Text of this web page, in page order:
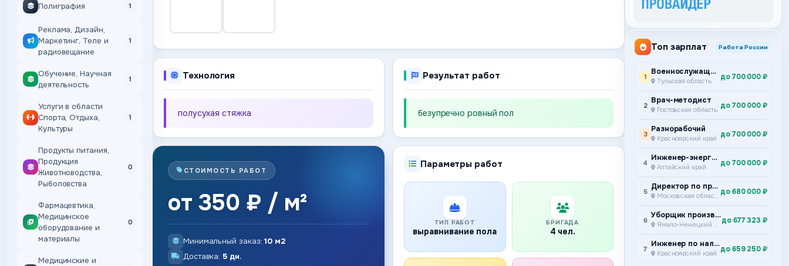
Полиграфия 1
Реклама, Дизайн,
Маркетинг, Теле и
радиовещание
1
Обучение, Научная
деятельность
1
Услуги в области
Спорта, Отдыха,
Культуры
1
Продукты питания,
Продукция
Животноводства,
Рыболовства
0
Фармацевтика,
Медицинское
оборудование и
материалы
0
Медицинские и
Технология
полусухая стяжка
Результат работ
безупречно ровный пол
СТОИМОСТЬ РАБОТ
от 350 ₽ / м²
Минимальный заказ:10 м2
Доставка:5 дн.
Параметры работ
ТИП РАБОТ
выравнивание пола
БРИГАДА
4 чел.
Топ зарплат Работа России
1
Военнослужащий по контракту
Тульская область до 700 000 ₽
2
Врач-методист
Ростовская область до 700 000 ₽
3
Разнорабочий
Красноярский край до 700 000 ₽
4
Инженер-энергетик
Алтайский край до 700 000 ₽
5
Директор по производству
Московская область до 680 000 ₽
6
Уборщик производственных и служебных помещений
Ямало-Ненецкий автономный округ до 677 323 ₽
7
Инженер по наладке и испытаниям Подземный участок ремонта и сервисного обслуживания самоходного дизельного оборудования Специализированное предприятие горной техники
Красноярский край до 659 250 ₽